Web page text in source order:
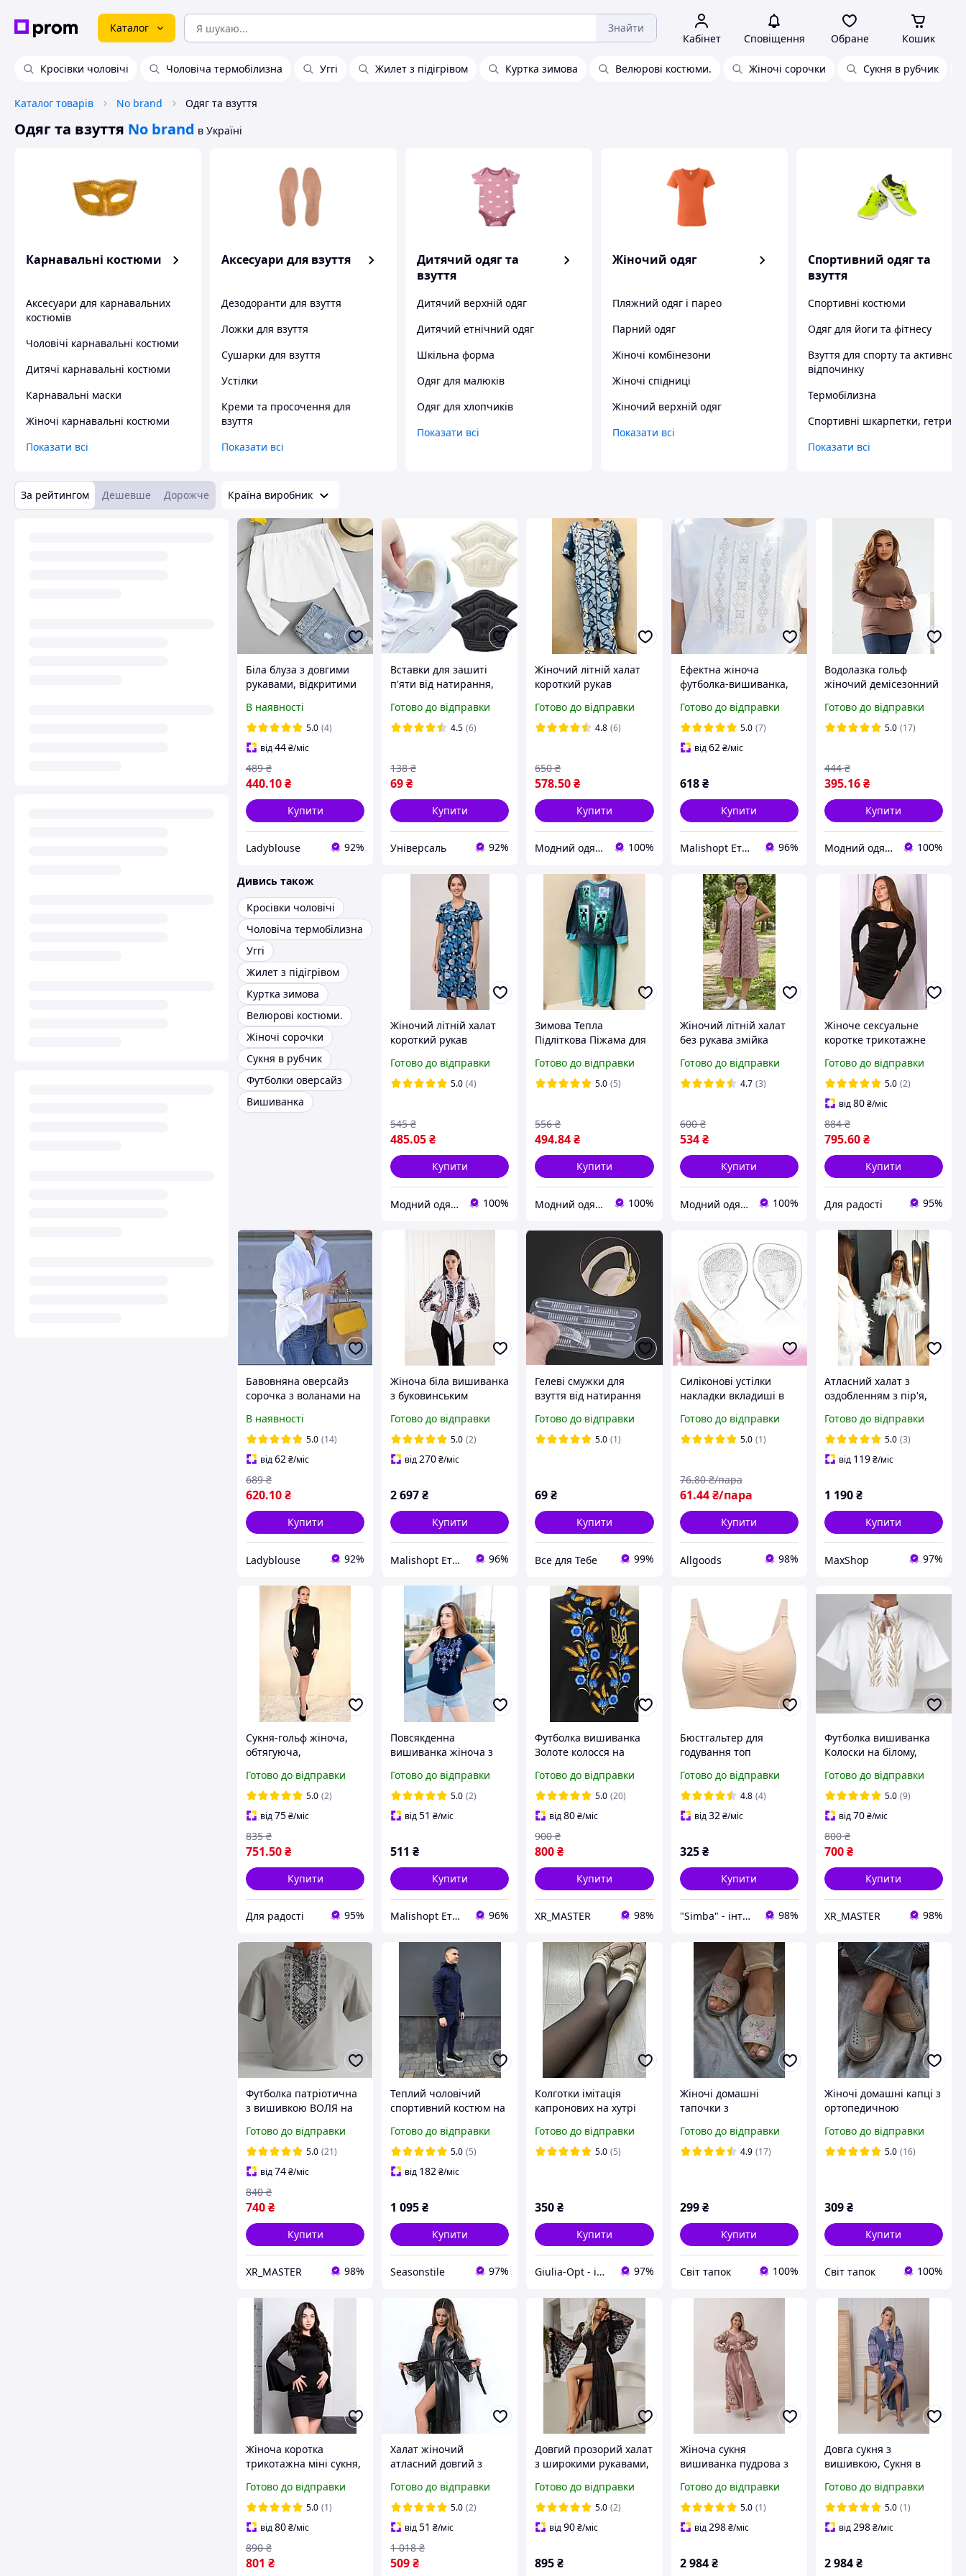
Каталог Знайти
Кабінет Сповіщення Обране Кошик
Кросівки чоловічі Чоловіча термобілизна Уггі Жилет з підігрівом Куртка зимова Велюрові костюми. Жіночі сорочки Сукня в рубчик
Каталог товарів No brand Одяг та взуття
Одяг та взуття No brand в Україні
Карнавальні костюми
Аксесуари для карнавальних
костюмів
Чоловічі карнавальні костюми
Дитячі карнавальні костюми
Карнавальні маски
Жіночі карнавальні костюми
Показати всі
Аксесуари для взуття
Дезодоранти для взуття
Ложки для взуття
Сушарки для взуття
Устілки
Креми та просочення для
взуття
Показати всі
Дитячий одяг та
взуття
Дитячий верхній одяг
Дитячий етнічний одяг
Шкільна форма
Одяг для малюків
Одяг для хлопчиків
Показати всі
Жіночий одяг
Пляжний одяг і парео
Парний одяг
Жіночі комбінезони
Жіночі спідниці
Жіночий верхній одяг
Показати всі
Спортивний одяг та
взуття
Спортивні костюми
Одяг для йоги та фітнесу
Взуття для спорту та активного
відпочинку
Термобілизна
Спортивні шкарпетки, гетри
Показати всі
За рейтингом Дешевше Дорожче Країна виробник
Біла блуза з довгими
рукавами, відкритими
ґудзиках, 38
В наявності
5.0 (4)
від44₴/міс
440.10₴
489 ₴
Купити
Ladyblouse 92%
Вставки для зашиті
п'яти від натирання,
натирання п'яткової
тканини та ковзання
Готово до відправки
4.5 (6)
69₴
138 ₴
Купити
Універсаль 92%
Жіночий літній халат
короткий рукав
розміри 58 60 62 64 66
68 70 72 74 76
Готово до відправки
4.8 (6)
578.50₴
650 ₴
Купити
Модний одяг для мене і крихітки 100%
Ефектна жіноча
футболка-вишиванка,
Футболка з вишивкою
жіноча, Футболка
вишиванка біла
Готово до відправки
5.0 (7)
від62 ₴/міс
618 ₴
Купити
Malishopt Етнічний одяг та головні убори, все для хрещення 96%
Водолазка гольф
жіночий демісезонний
розміру 56 58 60 різні
кольори
Готово до відправки
5.0 (17)
395.16₴
444 ₴
Купити
Модний одяг для мене і крихітки 100%
Дивись також
Кросівки чоловічі
Чоловіча термобілизна
Уггі
Жилет з підігрівом
Куртка зимова
Велюрові костюми.
Жіночі сорочки
Сукня в рубчик
Футболки оверсайз
Вишиванка
Жіночий літній халат
короткий рукав
52 54 56 58 60
Готово до відправки
5.0 (4)
485.05₴
545 ₴
Купити
Модний одяг для мене і крихітки 100%
Зимова Тепла
Підліткова Піжама для
Minecraft начіс байка
116 122 128 134 140
Готово до відправки
5.0 (5)
494.84₴
556 ₴
Купити
Модний одяг для мене і крихітки 100%
Жіночий літній халат
без рукава змійка
62 64 72
Готово до відправки
4.7 (3)
534 ₴
600 ₴
Купити
Модний одяг для мене і крихітки 100%
Жіноче сексуальне
коротке трикотажне
по фігурі, з довими
рукавами. Чорне 38
Готово до відправки
5.0 (2)
від80₴/міс
795.60₴
884 ₴
Купити
Для радості 95%
Бавовняна оверсайз
сорочка з воланами на
розміри
В наявності
5.0 (14)
від62₴/міс
620.10₴
689 ₴
Купити
Ladyblouse 92%
Жіноча біла вишиванка
з буковинським
з поясом і коміром
приталена модель з
льону
Готово до відправки
5.0 (2)
від270₴/міс
2 697₴
Купити
Malishopt Етнічний одяг та головні убори, все для хрещення 96%
Гелеві смужки для
взуття від натирання
Готово до відправки
5.0 (1)
69₴
Купити
Все для Тебе 99%
Силіконові устілки
накладки вкладиші в
Готово до відправки
5.0 (1)
61.44 ₴/пара
76.80 ₴/пара
Купити
Allgoods 98%
Атласний халат з
оздобленням з пір'я,
з об'ємними рукавами,
Халат шовковий довгий
Наречена
Готово до відправки
5.0 (3)
від 119₴/міс
1 190₴
Купити
MaxShop 97%
Сукня-гольф жіноча,
обтягуюча,
Однотонна, з довгими
рукавами. Чорний 38
Готово до відправки
5.0 (2)
від75₴/міс
751.50₴
835 ₴
Купити
Для радості 95%
Повсякденна
вишиванка жіноча з
стильна футболка-
вишиванка синього
кольору з білим
орнаментом
Готово до відправки
5.0 (2)
від51 ₴/міс
511 ₴
Купити
Malishopt Етнічний одяг та головні убори, все для хрещення 96%
Футболка вишиванка
Золоте колосся на
вишивка, футболка
вишиванка, футболка з
вишиванкою, футболка
вишита
Готово до відправки
5.0 (20)
від80₴/міс
800₴
900 ₴
Купити
XR_MASTER 98%
Бюстгальтер для
годування топ
вагітних тілесний XL
Готово до відправки
4.8 (4)
від32 ₴/міс
325 ₴
Купити
"Simba" - інтернет магазин 98%
Футболка вишиванка
Колоски на білому,
футболка вишиванка,
футболка з
вишиванкою, футболка
вишита
Готово до відправки
5.0 (9)
від70₴/міс
700₴
800 ₴
Купити
XR_MASTER 98%
Футболка патріотична
з вишивкою ВОЛЯ на
вишивка, футболка
вишиванка, футболка з
вишиванкою, футболка
вишита
Готово до відправки
5.0 (21)
від74₴/міс
740₴
840 ₴
Купити
XR_MASTER 98%
Теплий чоловічий
спортивний костюм на
Готово до відправки
5.0 (5)
від 182 ₴/міс
1 095₴
Купити
Seasonstile 97%
Колготки імітація
капронових на хутрі
чорні розміри 2/3 4/5
Готово до відправки
5.0 (5)
350₴
Купити
Giulia-Opt - інтернет-магазин жіночих колготок 97%
Жіночі домашні
тапочки з
устілкою, відкритий
носок | Комфорт,
Готово до відправки
4.9 (17)
299 ₴
Купити
Світ тапок 100%
Жіночі домашні капці з
ортопедичною
носок | Комфорт,
якість, турбота про
Готово до відправки
5.0 (16)
309₴
Купити
Світ тапок 100%
Жіноча коротка
трикотажна міні сукня,
рукавами кльош.
Чорна
Готово до відправки
5.0 (1)
від80₴/міс
801 ₴
890 ₴
Халат жіночий
атласний довгий з
мереживною вставкою
рукавами та знизу
колір чорний розмір S
Готово до відправки
5.0 (2)
від51 ₴/міс
509₴
1 018 ₴
Довгий прозорий халат
з широкими рукавами,
халат-накидка, Халатик
жіночий з мереживом
Valentino
Готово до відправки
5.0 (2)
від90₴/міс
895₴
Жіноча сукня
вишиванка пудрова з
мереживом поясом та
розрізом довжина
максі
Готово до відправки
5.0 (1)
від298 ₴/міс
2 984 ₴
Довга сукня з
вишивкою, Сукня в
максі, Етнічні сукні
максі для жінок
Готово до відправки
5.0 (1)
від298₴/міс
2 984₴